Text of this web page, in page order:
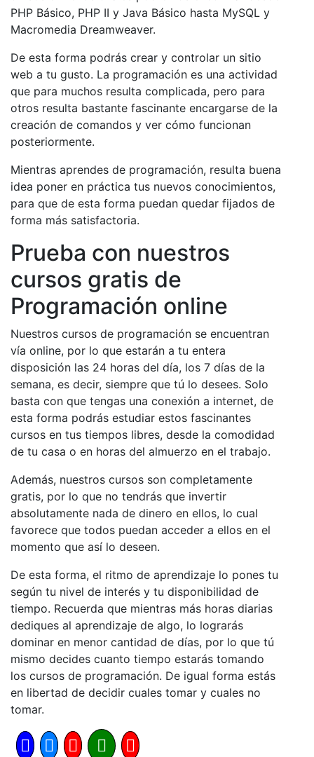
PHP Básico, PHP II y Java Básico hasta MySQL y
Macromedia Dreamweaver.
De esta forma podrás crear y controlar un sitio
web a tu gusto. La programación es una actividad
que para muchos resulta complicada, pero para
otros resulta bastante fascinante encargarse de la
creación de comandos y ver cómo funcionan
posteriormente.
Mientras aprendes de programación, resulta buena
idea poner en práctica tus nuevos conocimientos,
para que de esta forma puedan quedar fijados de
forma más satisfactoria.
Prueba con nuestros
cursos gratis de
Programación online
Nuestros cursos de programación se encuentran
vía online, por lo que estarán a tu entera
disposición las 24 horas del día, los 7 días de la
semana, es decir, siempre que tú lo desees. Solo
basta con que tengas una conexión a internet, de
esta forma podrás estudiar estos fascinantes
cursos en tus tiempos libres, desde la comodidad
de tu casa o en horas del almuerzo en el trabajo.
Además, nuestros cursos son completamente
gratis, por lo que no tendrás que invertir
absolutamente nada de dinero en ellos, lo cual
favorece que todos puedan acceder a ellos en el
momento que así lo deseen.
De esta forma, el ritmo de aprendizaje lo pones tu
según tu nivel de interés y tu disponibilidad de
tiempo. Recuerda que mientras más horas diarias
dediques al aprendizaje de algo, lo lograrás
dominar en menor cantidad de días, por lo que tú
mismo decides cuanto tiempo estarás tomando
los cursos de programación. De igual forma estás
en libertad de decidir cuales tomar y cuales no
tomar.